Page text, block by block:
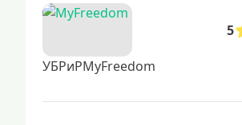
5
УБРиРMyFreedom